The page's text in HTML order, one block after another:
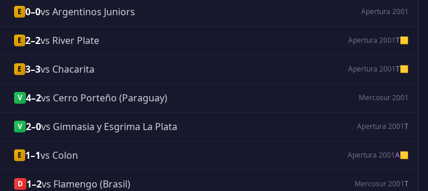
E 0–0vs Argentinos Juniors Apertura 2001
E 2–2vs River Plate Apertura 2001T🟨
E 3–3vs Chacarita Apertura 2001T🟨
V 4–2vs Cerro Porteño (Paraguay) Mercosur 2001
V 2–0vs Gimnasia y Esgrima La Plata Apertura 2001T
E 1–1vs Colon Apertura 2001A🟨
D 1–2vs Flamengo (Brasil) Mercosur 2001T